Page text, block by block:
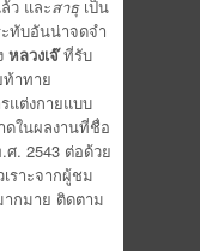
ว และสาธุเป็น
ทับอันน่าจดจำ
หลวงเจ๊ที่รับ
าทาย
แต่งกายแบบ
ในผลงานที่ชื่อ
ศ. 2543 ต่อด้วย
ราะจากผู้ชม
กมาย ติดตาม